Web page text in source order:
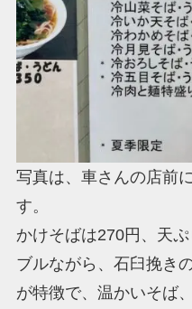
写真は、車さんの店前
す。
かけそばは270円、天
ブルながら、石臼挽き
が特徴で、温かいそば